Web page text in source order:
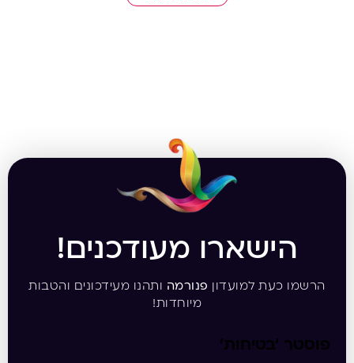
הישארו מעודכנים!
הרשמו כעת למועדון פנורמה ותהנו מעידכונים והטבות
מיוחדות!
פוסטר ‘בטיחות’